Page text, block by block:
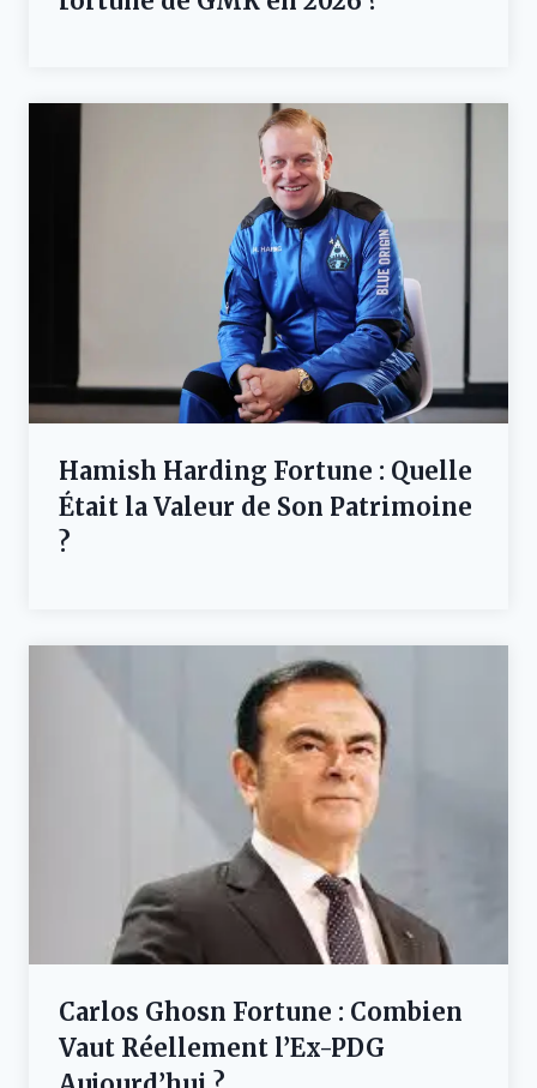
Hamish Harding Fortune : Quelle
Était la Valeur de Son Patrimoine
?
Carlos Ghosn Fortune : Combien
Vaut Réellement l’Ex-PDG